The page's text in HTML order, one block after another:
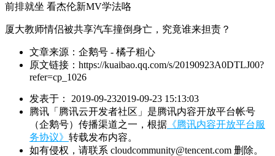
前排就坐 看杰伦新MV学法咯
厦大教师情侣被共享汽车撞倒身亡，究竟谁来担责？
文章来源： 企鹅号 - 橘子粗心
原文链接： https://kuaibao.qq.com/s/20190923A0DTLJ00?
refer=cp_1026
发表于： 2019-09-232019-09-23 15:13:03
腾讯「腾讯云开发者社区」是腾讯内容开放平台帐号
（企鹅号）传播渠道之一，根据 《腾讯内容开放平台服
务协议》 转载发布内容。
如有侵权，请联系 cloudcommunity@tencent.com 删除。